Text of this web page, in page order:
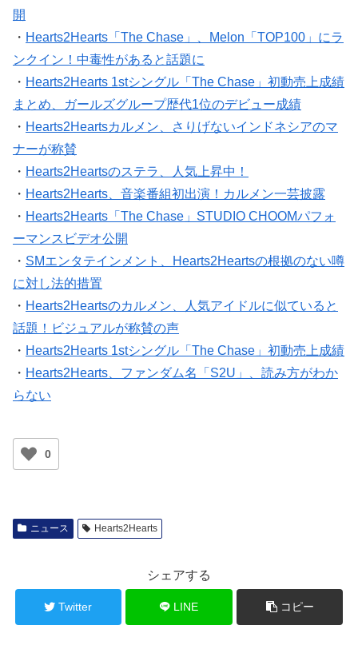
開
・ Hearts2Hearts「The Chase」、Melon「TOP100」にラ
ンクイン！中毒性があると話題に
・ Hearts2Hearts 1stシングル「The Chase」初動売上成績
まとめ、ガールズグループ歴代1位のデビュー成績
・ Hearts2Heartsカルメン、さりげないインドネシアのマ
ナーが称賛
・ Hearts2Heartsのステラ、人気上昇中！
・ Hearts2Hearts、音楽番組初出演！カルメン一芸披露
・ Hearts2Hearts「The Chase」STUDIO CHOOMパフォ
ーマンスビデオ公開
・ SMエンタテインメント、Hearts2Heartsの根拠のない噂
に対し法的措置
・ Hearts2Heartsのカルメン、人気アイドルに似ていると
話題！ビジュアルが称賛の声
・ Hearts2Hearts 1stシングル「The Chase」初動売上成績
・ Hearts2Hearts、ファンダム名「S2U」、読み方がわか
らない
0
ニュース Hearts2Hearts
シェアする
Twitter LINE コピー